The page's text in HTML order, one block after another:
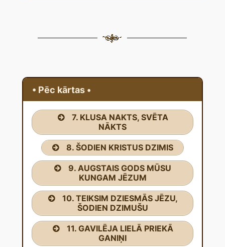
• Pēc kārtas •
7. KLUSA NAKTS, SVĒTA
NĀKTS
8. ŠODIEN KRISTUS DZIMIS
9. AUGSTAIS GODS MŪSU
KUNGAM JĒZUM
10. TEIKSIM DZIESMĀS JĒZU,
ŠODIEN DZIMUŠU
11. GAVILĒJA LIELĀ PRIEKĀ
GANIŅI